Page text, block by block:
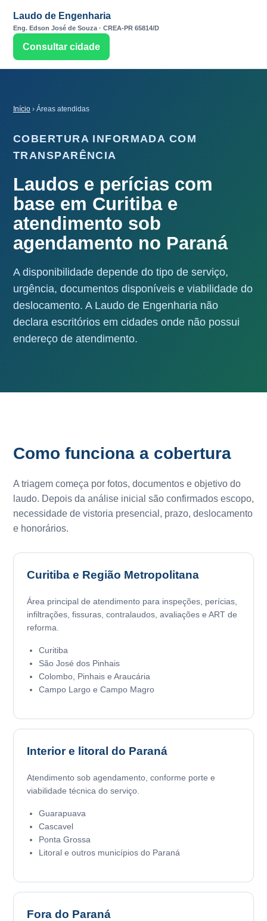
Laudo de Engenharia
Eng. Edson José de Souza · CREA-PR 65814/D
Consultar cidade
Início › Áreas atendidas
COBERTURA INFORMADA COM
TRANSPARÊNCIA
Laudos e perícias com
base em Curitiba e
atendimento sob
agendamento no Paraná
A disponibilidade depende do tipo de serviço,
urgência, documentos disponíveis e viabilidade do
deslocamento. A Laudo de Engenharia não
declara escritórios em cidades onde não possui
endereço de atendimento.
Como funciona a cobertura
A triagem começa por fotos, documentos e objetivo do
laudo. Depois da análise inicial são confirmados escopo,
necessidade de vistoria presencial, prazo, deslocamento
e honorários.
Curitiba e Região Metropolitana
Área principal de atendimento para inspeções, perícias,
infiltrações, fissuras, contralaudos, avaliações e ART de
reforma.
Curitiba
São José dos Pinhais
Colombo, Pinhais e Araucária
Campo Largo e Campo Magro
Interior e litoral do Paraná
Atendimento sob agendamento, conforme porte e
viabilidade técnica do serviço.
Guarapuava
Cascavel
Ponta Grossa
Litoral e outros municípios do Paraná
Fora do Paraná